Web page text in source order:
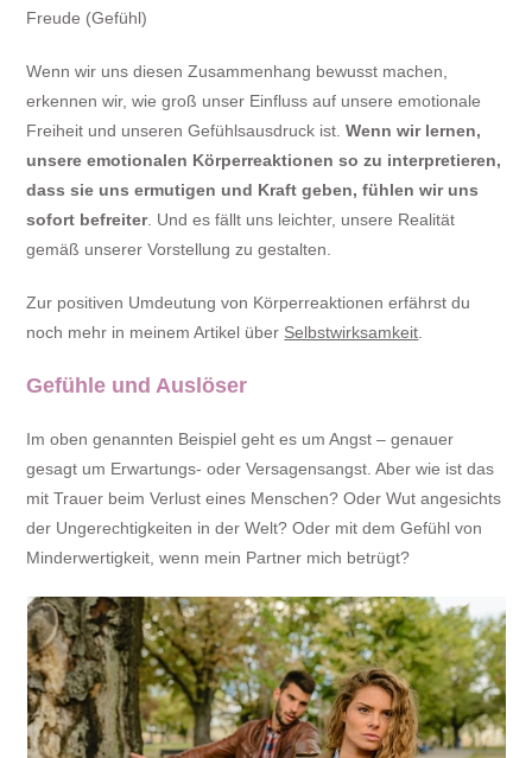
Freude (Gefühl)
Wenn wir uns diesen Zusammenhang bewusst machen,
erkennen wir, wie groß unser Einfluss auf unsere emotionale
Freiheit und unseren Gefühlsausdruck ist.Wenn wir lernen,
unsere emotionalen Körperreaktionen so zu interpretieren,
dass sie uns ermutigen und Kraft geben, fühlen wir uns
sofort befreiter. Und es fällt uns leichter, unsere Realität
gemäß unserer Vorstellung zu gestalten.
Zur positiven Umdeutung von Körperreaktionen erfährst du
noch mehr in meinem Artikel über Selbstwirksamkeit
Gefühle und Auslöser
Im oben genannten Beispiel geht es um Angst – genauer
gesagt um Erwartungs- oder Versagensangst. Aber wie ist das
mit Trauer beim Verlust eines Menschen? Oder Wut angesichts
der Ungerechtigkeiten in der Welt? Oder mit dem Gefühl von
Minderwertigkeit, wenn mein Partner mich betrügt?